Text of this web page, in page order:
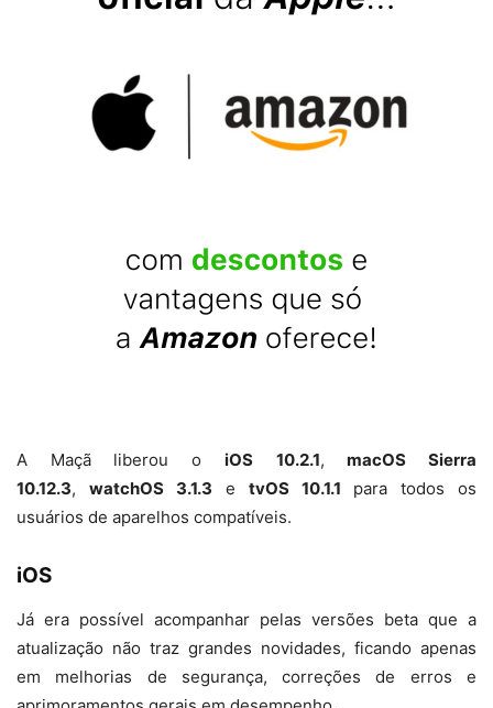
A Maçã liberou o iOS 10.2.1,macOS Sierra
10.12.3, watchOS 3.1.3 e tvOS 10.1.1 para todos os
usuários de aparelhos compatíveis.
iOS
Já era possível acompanhar pelas versões beta que a
atualização não traz grandes novidades, ficando apenas
em melhorias de segurança, correções de erros e